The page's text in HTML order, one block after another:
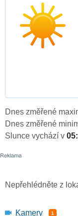
Dnes změřené
Dnes změřené
Slunce vychází v
Nepřehlédněte z
Kamery 1